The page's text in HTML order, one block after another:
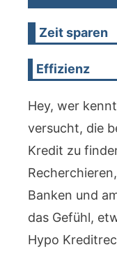
Zeit sparen
Effizienz
Hey, wer
versucht, die
Kredit zu
Banken und
das Gefühl,
Hypo